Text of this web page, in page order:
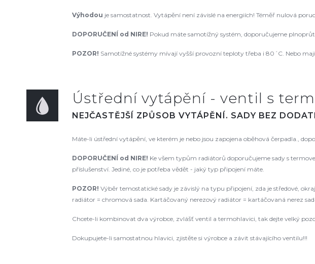
Výhodou je samostatnost. Vytápění není závislé na energiích! Téměř nulová
DOPORUČENÍ od NIRE! Pokud máte samotížný systém, doporučujeme
POZOR! Samotížné systémy mívají vyšší provozní teploty třeba i 80´C. Nebo
Ústřední vytápění - ventil s
NEJČASTĚJŠÍ ZPŮSOB VYTÁPĚNÍ. SADY BEZ
Máte-li ústřední vytápění, ve kterém je nebo jsou zapojena oběhová čerpadla.,
DOPORUČENÍ od NIRE! Ke všem typům radiátorů doporučujeme sady s
příslušenství. Jediné, co je potřeba vědět - jaký typ připojení máte.
POZOR! Výběr temostatické sady je závislý na typu připojení, zda je středové,
radiátor = chromová sada. Kartáčovaný nerezový radiátor = kartáčovaná nerez
Chcete-li kombinovat dva výrobce, zvlášť ventil a termohlavici, tak dejte velký
Dokupujete-li samostatnou hlavici, zjistěte si výrobce a závit stávajícího ventilu!!!